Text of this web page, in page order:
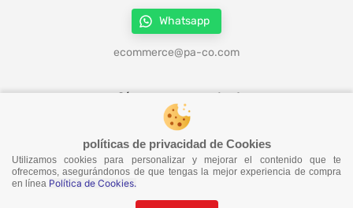
políticas de privacidad de Cookies
Utilizamos cookies para personalizar y mejorar el contenido que te
ofrecemos, asegurándonos de que tengas la mejor experiencia de compra
en línea Política de Cookies.
Whatsapp
ecommerce@pa-co.com
¡No te pierdas nuestras ofertas!